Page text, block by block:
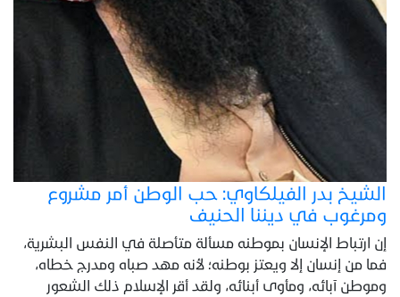
الشيخ بدر الفيلكاوي: حب الوطن أمر مشروع
ومرغوب في ديننا الحنيف
إن ارتباط الإنسان بموطنه مسألة متأصلة في النفس البشرية،
فما من إنسان إلا ويعتز بوطنه؛ لأنه مهد صباه ومدرج خطاه،
وموطن آبائه، ومأوى أبنائه، ولقد أقر الإسلام ذلك الشعور